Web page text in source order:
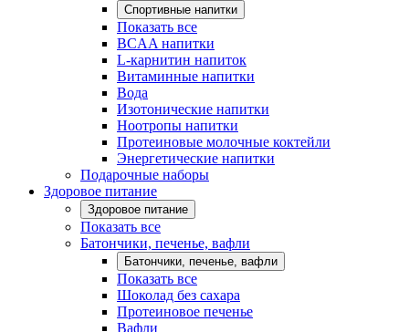
Спортивные напитки
Показать все
BCAA напитки
L-карнитин напиток
Витаминные напитки
Вода
Изотонические напитки
Ноотропы напитки
Протеиновые молочные коктейли
Энергетические напитки
Подарочные наборы
Здоровое питание
Здоровое питание
Показать все
Батончики, печенье, вафли
Батончики, печенье, вафли
Показать все
Шоколад без сахара
Протеиновое печенье
Вафли